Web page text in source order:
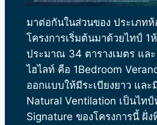
มาต่อกันในส่วนของ ประเภทห้
โครงการเริ่มต้นมาด้วยไทป์
ประมาณ 34 ตารางเมตร แล
ไฮไลท์ คือ 1Bedroom
ออกแบบให้มีระเบียงยาว และ
Natural Ventilation เป็นไทป์
Signature ของโครงการนี้ ฝั่